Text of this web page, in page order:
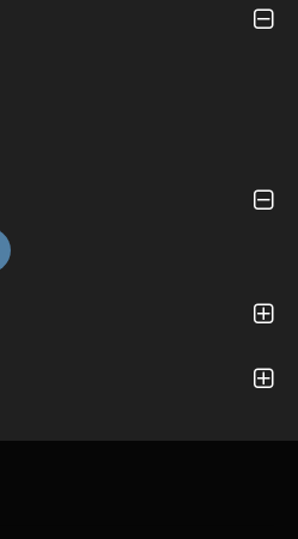
Instagram